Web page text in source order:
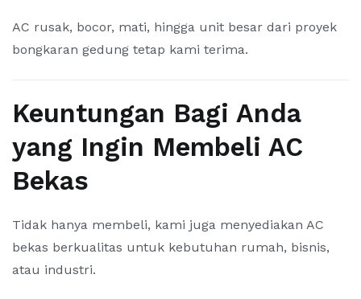
AC rusak, bocor, mati, hingga unit besar dari proyek
bongkaran gedung tetap kami terima.
Keuntungan Bagi Anda
yang Ingin Membeli AC
Bekas
Tidak hanya membeli, kami juga menyediakan AC
bekas berkualitas untuk kebutuhan rumah, bisnis,
atau industri.